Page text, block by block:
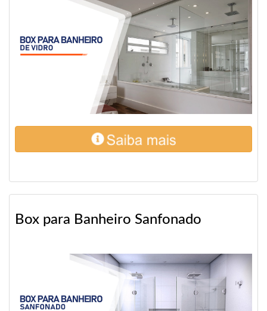
Box para Banheiro Sanfonado